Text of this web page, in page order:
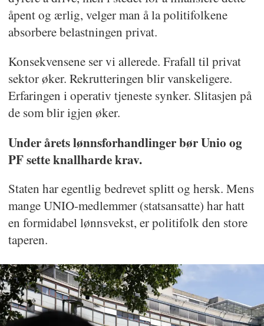
åpent og ærlig, velger man å la politifolkene
absorbere belastningen privat.
Konsekvensene ser vi allerede. Frafall til privat
sektor øker. Rekrutteringen blir vanskeligere.
Erfaringen i operativ tjeneste synker. Slitasjen på
de som blir igjen øker.
Under årets lønnsforhandlinger bør Unio og
PF sette knallharde krav.
Staten har egentlig bedrevet splitt og hersk. Mens
mange UNIO-medlemmer (statsansatte) har hatt
en formidabel lønnsvekst, er politifolk den store
taperen.